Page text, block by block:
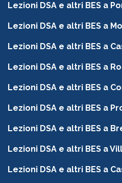
Lezioni DSA e altri BES a
Lezioni DSA e altri BES a
Lezioni DSA e altri BES a
Lezioni DSA e altri BES a
Lezioni DSA e altri BES a
Lezioni DSA e altri BES a
Lezioni DSA e altri BES a
Lezioni DSA e altri BES a
Lezioni DSA e altri BES a